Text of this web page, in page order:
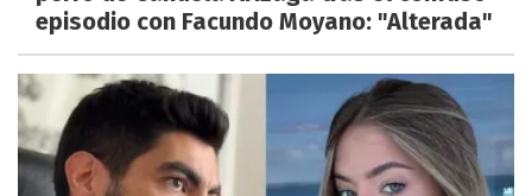
episodio con Facundo Moyano: "Alterada"